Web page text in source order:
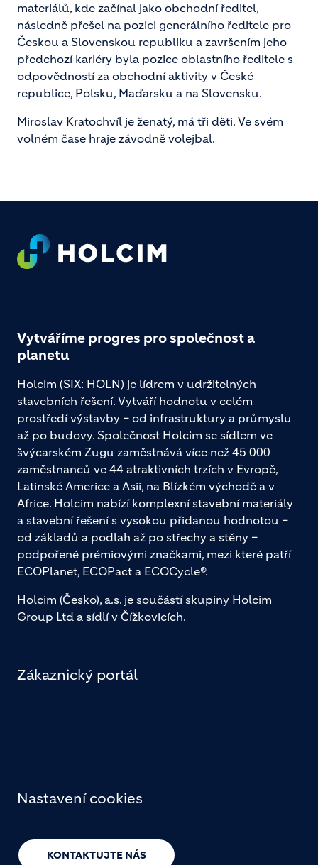
materiálů, kde začínal jako obchodní ředitel,
následně přešel na pozici generálního ředitele pro
Českou a Slovenskou republiku a završením jeho
předchozí kariéry byla pozice oblastního ředitele s
odpovědností za obchodní aktivity v České
republice, Polsku, Maďarsku a na Slovensku.
Miroslav Kratochvíl je ženatý, má tři děti. Ve svém
volném čase hraje závodně volejbal.
Footer
KONTAKTUJTE NÁS
Vytváříme progres pro společnost a
planetu
Holcim (SIX: HOLN) je lídrem v udržitelných
stavebních řešení. Vytváří hodnotu v celém
prostředí výstavby – od infrastruktury a průmyslu
až po budovy. Společnost Holcim se sídlem ve
švýcarském Zugu zaměstnává více než 45 000
zaměstnanců ve 44 atraktivních trzích v Evropě,
Latinské Americe a Asii, na Blízkém východě a v
Africe. Holcim nabízí komplexní stavební materiály
a stavební řešení s vysokou přidanou hodnotou –
od základů a podlah až po střechy a stěny –
podpořené prémiovými značkami, mezi které patří
ECOPlanet, ECOPact a ECOCycle®.
Holcim (Česko), a.s. je součástí skupiny Holcim
Group Ltd a sídlí v Čížkovicích.
Zákaznický portál
Nastavení cookies